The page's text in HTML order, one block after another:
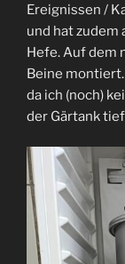
Ereignissen /
und hat zudem
Hefe. Auf dem
Beine
da ich (noch)
der Gärtank